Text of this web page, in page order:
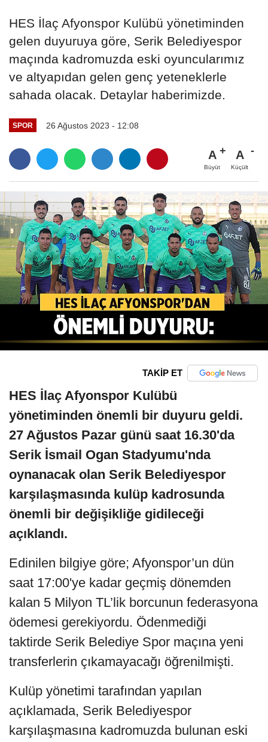
HES İlaç Afyonspor Kulübü yönetiminden
gelen duyuruya göre, Serik Belediyespor
maçında kadromuzda eski oyuncularımız
ve altyapıdan gelen genç yeteneklerle
sahada olacak. Detaylar haberimizde.
SPOR 26 Ağustos 2023 - 12:08
A
Büyüt
A
Küçült
TAKİP ET
HES İlaç Afyonspor Kulübü
yönetiminden önemli bir duyuru geldi.
27 Ağustos Pazar günü saat 16.30'da
Serik İsmail Ogan Stadyumu'nda
oynanacak olan Serik Belediyespor
karşılaşmasında kulüp kadrosunda
önemli bir değişikliğe gidileceği
açıklandı.
Edinilen bilgiye göre; Afyonspor’un dün
saat 17:00'ye kadar geçmiş dönemden
kalan 5 Milyon TL’lik borcunun federasyona
ödemesi gerekiyordu. Ödenmediği
taktirde Serik Belediye Spor maçına yeni
transferlerin çıkamayacağı öğrenilmişti.
Kulüp yönetimi tarafından yapılan
açıklamada, Serik Belediyespor
karşılaşmasına kadromuzda bulunan eski